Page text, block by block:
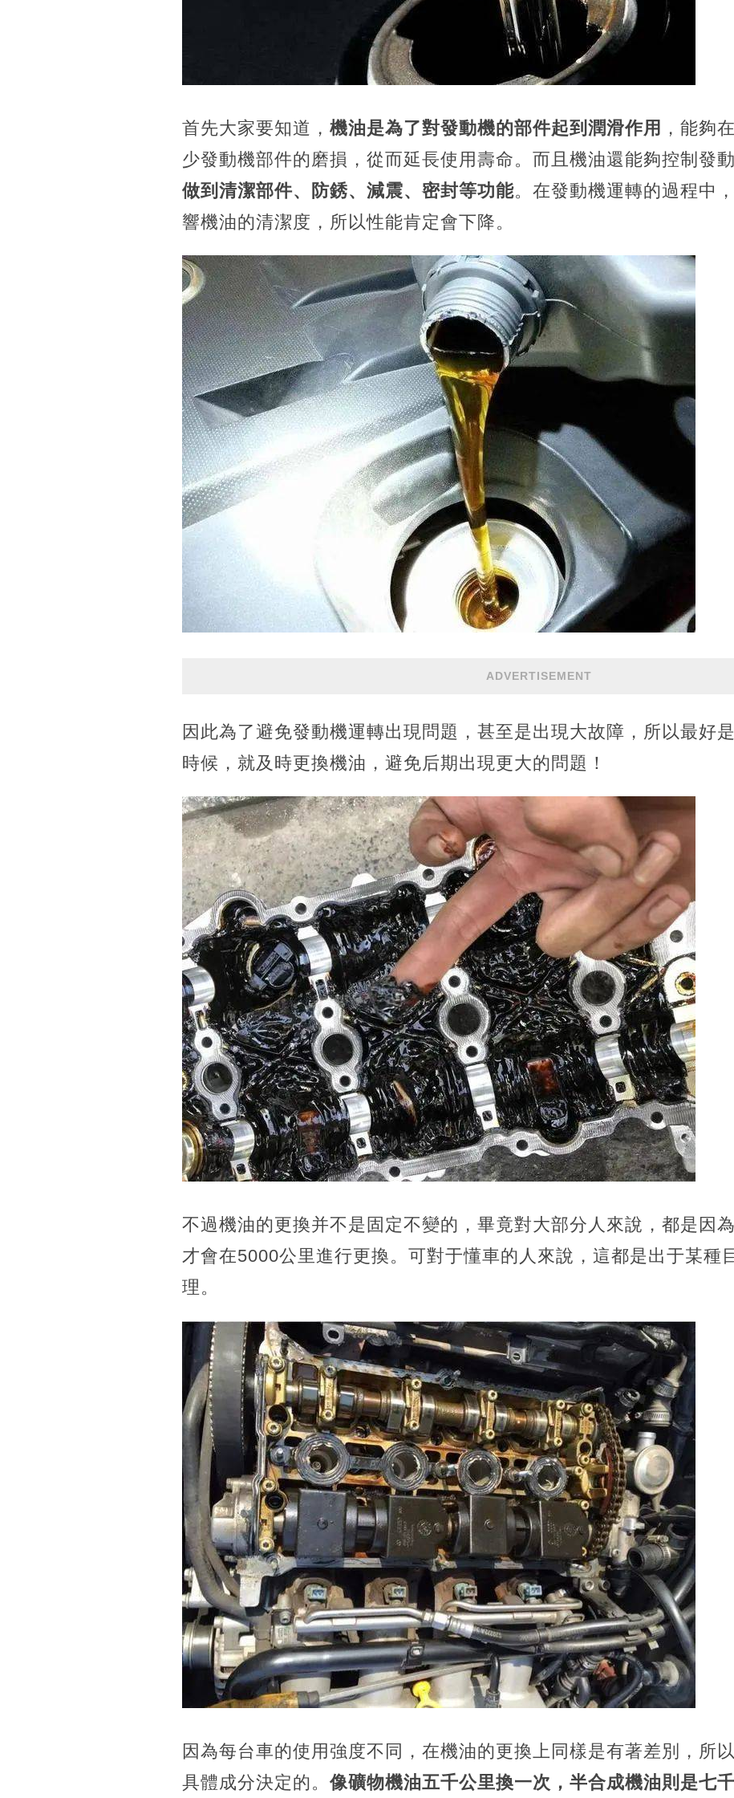
首先大家要知道， 機油是為了對發動機的部件起到潤滑作用 ，能夠
少發動機部件的磨損，從而延長使用壽命。而且機油還能夠控制發動
做到清潔部件、防銹、減震、密封等功能。在發動機運轉的過程中
響機油的清潔度，所以性能肯定會下降。
ADVERTISEMENT
因此為了避免發動機運轉出現問題，甚至是出現大故障，所以最好
時候，就及時更換機油，避免后期出現更大的問題！
不過機油的更換并不是固定不變的，畢竟對大部分人來說，都是因
才會在5000公里進行更換。可對于懂車的人來說，這都是出于某種
理。
因為每台車的使用強度不同，在機油的更換上同樣是有著差別，所
具體成分決定的。 像礦物機油五千公里換一次，半合成機油則是七